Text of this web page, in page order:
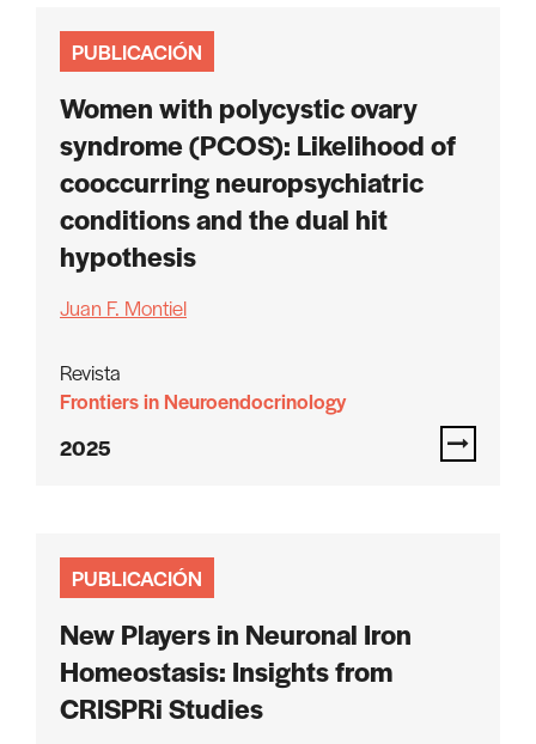
PUBLICACIÓN
Women with polycystic ovary
syndrome (PCOS): Likelihood of
cooccurring neuropsychiatric
conditions and the dual hit
hypothesis
Juan F. Montiel
Revista
Frontiers in Neuroendocrinology
2025
PUBLICACIÓN
New Players in Neuronal Iron
Homeostasis: Insights from
CRISPRi Studies